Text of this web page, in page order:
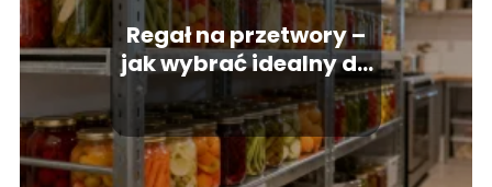
Regał na przetwory –
jak wybrać idealny do
piwnicy lub spiżarni?